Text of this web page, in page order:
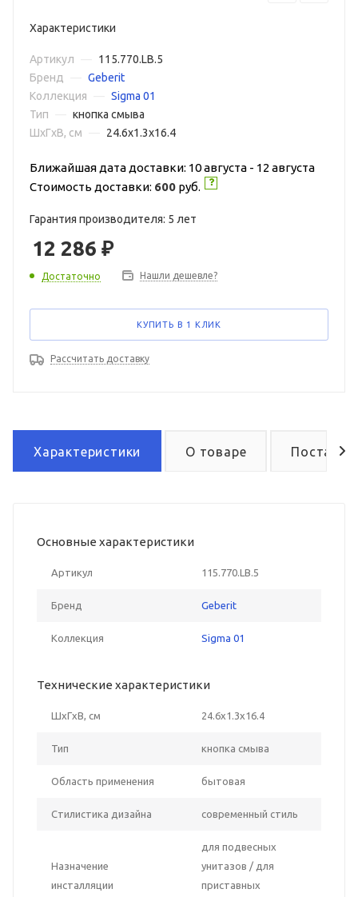
Характеристики
Артикул
115.770.LB.5
Бренд
Geberit
Коллекция
Sigma 01
Тип
кнопка смыва
ШxГxВ, см
24.6x1.3x16.4
Ближайшая дата доставки: 10 августа - 12 августа
Стоимость доставки: 600 руб.
Гарантия производителя: 5 лет
12 286 ₽
Достаточно Нашли дешевле?
КУПИТЬ В 1 КЛИК
Рассчитать доставку
Характеристики О товаре Поставка
Основные характеристики
Артикул 115.770.LB.5
Бренд Geberit
Коллекция Sigma 01
Технические характеристики
ШxГxВ, см 24.6x1.3x16.4
Тип кнопка смыва
Область применения бытовая
Стилистика дизайна современный стиль
Назначение
инсталляции
для подвесных
унитазов / для
приставных